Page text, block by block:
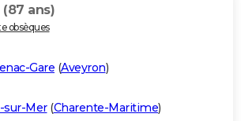
(87 ans)
obsèques
Gare (Aveyron)
sur-Mer(Charente-Maritime)